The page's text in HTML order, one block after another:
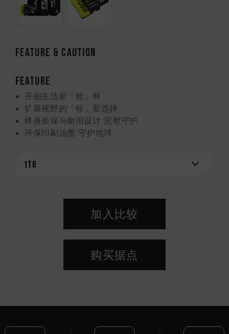
Feature & CAUTION
FEATURE
开创生活新「铨」释
扩展视野的「铨」新选择
终身质保与耐用设计 完整守护
环保印刷油墨 守护地球
加入比较
购买据点